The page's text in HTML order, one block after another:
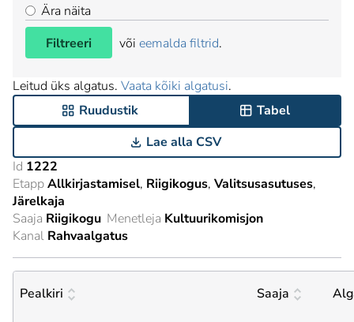
Ära näita
Filtreeri
või eemalda filtrid.
Leitud üks algatus. Vaata kõiki algatusi.
Ruudustik
Tabel
Lae alla CSV
Id 1222
EtappAllkirjastamisel Riigikogus Valitsusasutuses
Järelkaja
Saaja Riigikogu Menetleja Kultuurikomisjon
Kanal Rahvaalgatus
Pealkiri Saaja